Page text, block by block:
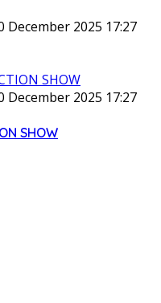
December 2025 17:27
December 2025 17:27
SHOW